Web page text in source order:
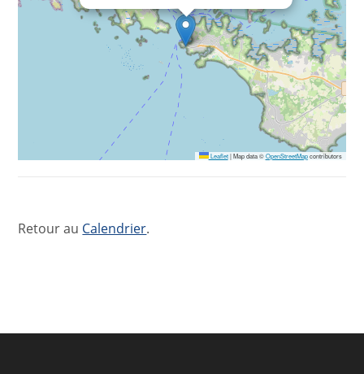
Leaflet |Map data ©OpenStreetMapcontributors
Retour au Calendrier.